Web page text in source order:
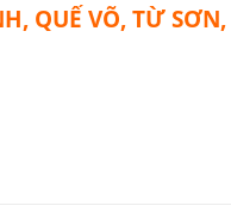
QUẾ VÕ, TỪ